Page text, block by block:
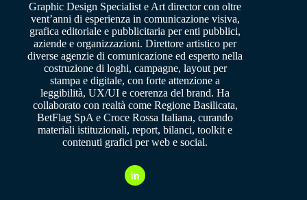
Graphic Design Specialist e Art director con oltre
vent’anni di esperienza in comunicazione visiva,
grafica editoriale e pubblicitaria per enti pubblici,
aziende e organizzazioni. Direttore artistico per
diverse agenzie di comunicazione ed esperto nella
costruzione di loghi, campagne, layout per
stampa e digitale, con forte attenzione a
leggibilità, UX/UI e coerenza del brand. Ha
collaborato con realtà come Regione Basilicata,
BetFlag SpA e Croce Rossa Italiana, curando
materiali istituzionali, report, bilanci, toolkit e
contenuti grafici per web e social.